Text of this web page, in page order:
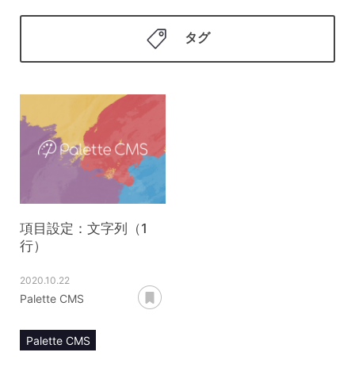
タグ
項目設定：文字列（1
行）
2020.10.22
Palette CMS
Palette CMS